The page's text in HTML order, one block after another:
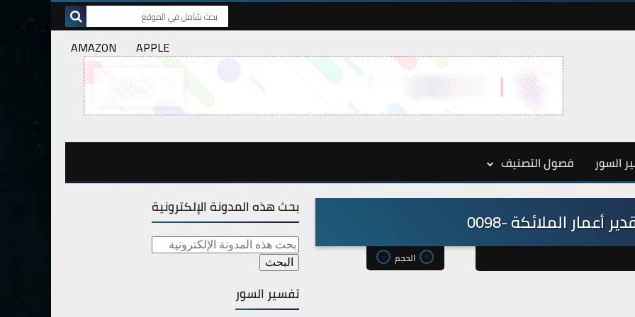
AMAZON APPLE
السور فصول التصنيف
أعمار الملائكة -0098
الحجم
بحث هذه المدونة الإلكترونية
تفسير السور